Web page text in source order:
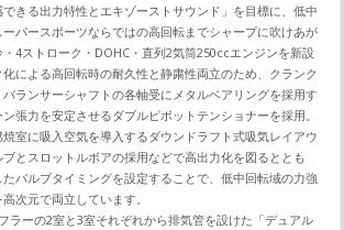
できる出力特性とエキゾーストサウンド」を目標に、低中
パースポーツならではの高回転までシャープに吹けあが
4ストローク・DOHC・直列2気筒250ccエンジンを新設
による高回転時の耐久性と静粛性両立のため、クランク
ランサーシャフトの各軸受にメタルベアリングを採用す
張力を安定させるダブルピボットテンショナーを採用。
室に吸入空気を導入するダウンドラフト式吸気レイアウ
ブとスロットルボアの採用などで高出力化を図るととも
バルブタイミングを設定することで、低中回転域の力強
次元で両立しています。
ラーの2室と3室それぞれから排気管を設けた「デュアル